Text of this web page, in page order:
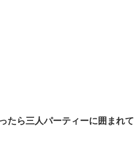
たら三人パーティーに囲まれて